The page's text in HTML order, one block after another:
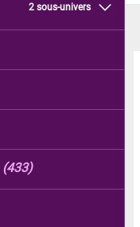
2 sous-univers
(433)